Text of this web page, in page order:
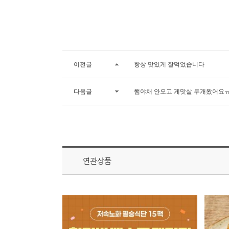
이전글 항상 맛있게 잘먹었습니다
다음글 햄야채 안오고 게맛살 두개왔어요
연관상품